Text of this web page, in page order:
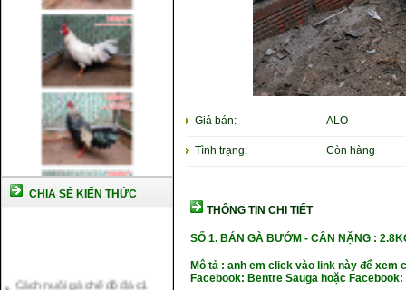
CHIA SẺ KIẾN THỨC
Cách nuôi gà đông tảo thuần
Giá bán: ALO
Tình trạng: Còn hàng
THÔNG TIN CHI TIẾT
SỐ 1. BÁN GÀ BƯỚM - CÂN NẶNG :
Mô tả : anh em click vào link này để
Facebook: Bentre Sauga hoặc Facebook: